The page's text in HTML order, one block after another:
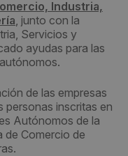
Industria,
, junto con la
Servicios y
ayudas para las
de las empresas
personas inscritas en
Autónomos de la
de Comercio de